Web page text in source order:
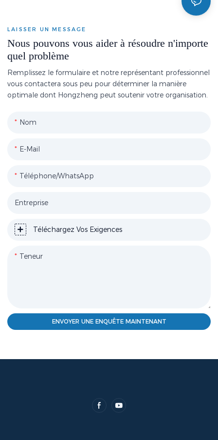
LAISSER UN MESSAGE
Nous pouvons vous aider à résoudre n'importe
quel problème
Remplissez le formulaire et notre représentant professionnel
vous contactera sous peu pour déterminer la manière
optimale dont Hongzheng peut soutenir votre organisation.
Nom
E-Mail
Téléphone/WhatsApp
Entreprise
Téléchargez Vos Exigences
Teneur
ENVOYER UNE ENQUÊTE MAINTENANT